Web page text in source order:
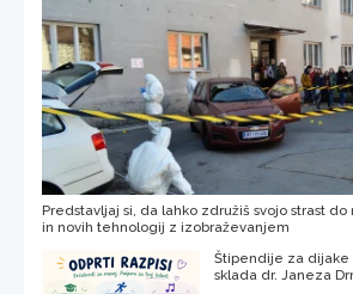
Predstavljaj si, da lahko združiš svojo strast do
in novih tehnologij z izobraževanjem
Štipendije za
sklada dr. Janeza